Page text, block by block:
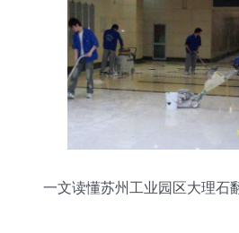
一文读懂苏州工业园区大理石